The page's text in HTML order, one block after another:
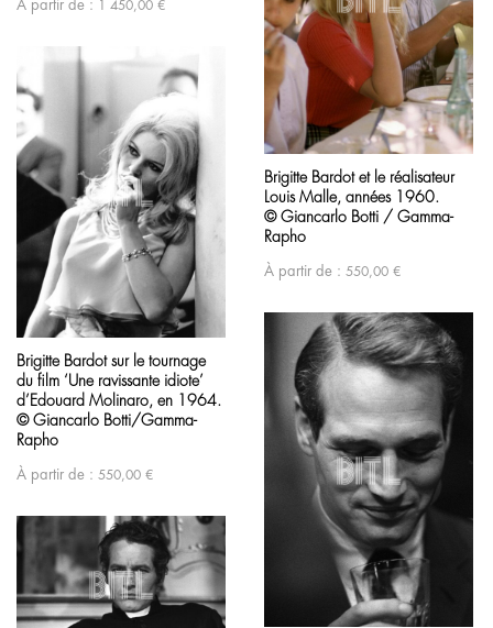
À partir de : 1 450,00 €
Brigitte Bardot et le réalisateur
Louis Malle, années 1960.
© Giancarlo Botti / Gamma-
Rapho
À partir de : 550,00 €
Brigitte Bardot sur le tournage
du film ‘Une ravissante idiote’
d’Edouard Molinaro, en 1964.
© Giancarlo Botti/Gamma-
Rapho
À partir de : 550,00 €